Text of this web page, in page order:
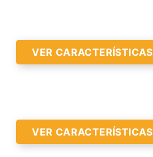
VER CARACTERÍSTICAS
VER CARACTERÍSTICAS